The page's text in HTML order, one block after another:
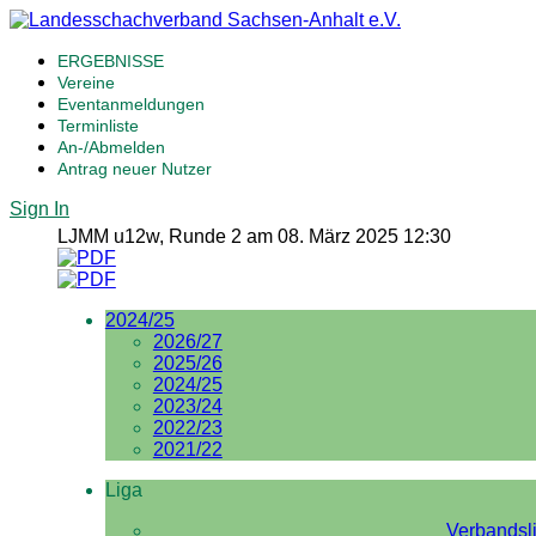
ERGEBNISSE
Vereine
Eventanmeldungen
Terminliste
An-/Abmelden
Antrag neuer Nutzer
Sign In
LJMM u12w, Runde 2 am 08. März 2025 12:30
2024/25
2026/27
2025/26
2024/25
2023/24
2022/23
2021/22
Liga